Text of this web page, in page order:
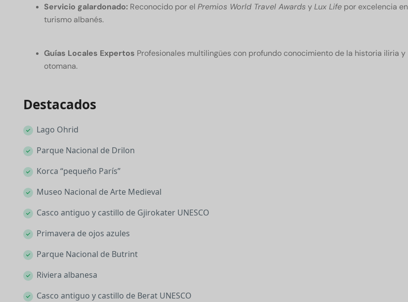
Servicio galardonado: Reconocido por el Premios World Travel AwardsyLux Life por excelencia en
turismo albanés.
Guías Locales Expertos Profesionales multilingües con profundo conocimiento de la historia iliria y
otomana.
Destacados
Lago Ohrid
Parque Nacional de Drilon
Korca “pequeño París”
Museo Nacional de Arte Medieval
Casco antiguo y castillo de Gjirokater UNESCO
Primavera de ojos azules
Parque Nacional de Butrint
Riviera albanesa
Casco antiguo y castillo de Berat UNESCO